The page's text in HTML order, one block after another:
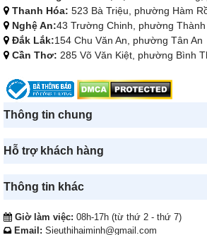
Thanh Hóa: 523 Bà Triệu, phường Hàm
Nghệ An:43 Trường Chinh, phường Thành
Đắk Lắk:154 Chu Văn An, phường Tân An
Cần Thơ: 285 Võ Văn Kiệt, phường Bình
Thông tin chung
Hỗ trợ khách hàng
Thông tin khác
Giờ làm việc: 08h-17h (từ thứ 2 - thứ 7)
Email: Sieuthihaiminh@gmail.com